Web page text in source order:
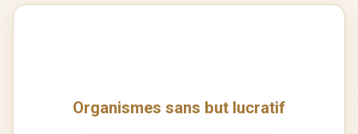
Organismes sans but lucratif